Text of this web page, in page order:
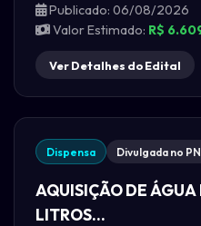
Publicado: 06/08/2026
Valor Estimado: R$
Ver Detalhes do Edital
Dispensa Divulgada no
AQUISIÇÃO DE
LITROS...